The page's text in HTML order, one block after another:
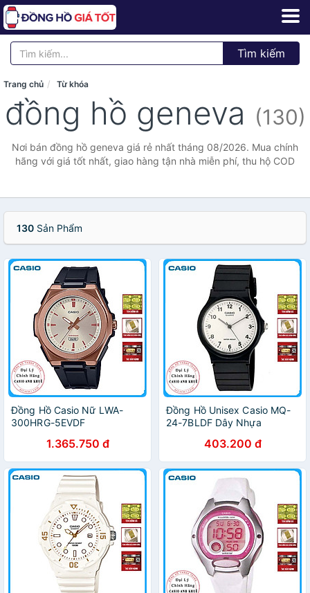
Tìm kiếm
Trang chủ Từ khóa
đồng hồ geneva (130)
Nơi bán đồng hồ geneva giá rẻ nhất tháng 08/2026. Mua chính
hãng với giá tốt nhất, giao hàng tận nhà miễn phí, thu hộ COD
130 Sản Phẩm
Đồng Hồ Casio Nữ LWA-
300HRG-5EVDF
1.365.750 đ
Đồng Hồ Unisex Casio MQ-
24-7BLDF Dây Nhựa
403.200 đ